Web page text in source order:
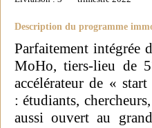
Description du programme
Parfaitement intégrée
MoHo, tiers-lieu de
accélérateur de «
: étudiants,
aussi ouvert au